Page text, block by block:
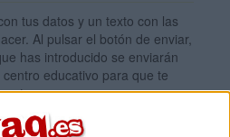
tus datos y un texto con las
Al pulsar el botón de enviar,
has introducido se enviarán
educativo para que te